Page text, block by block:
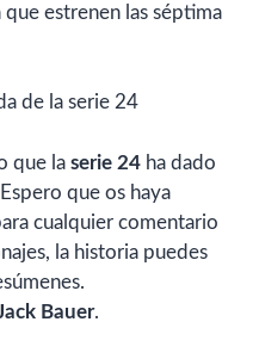
estrenen las séptima
que la serie 24 ha dado
que os haya
cualquier comentario
la historia puedes
Bauer.